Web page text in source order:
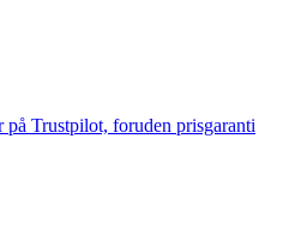
Trustpilot, foruden prisgaranti